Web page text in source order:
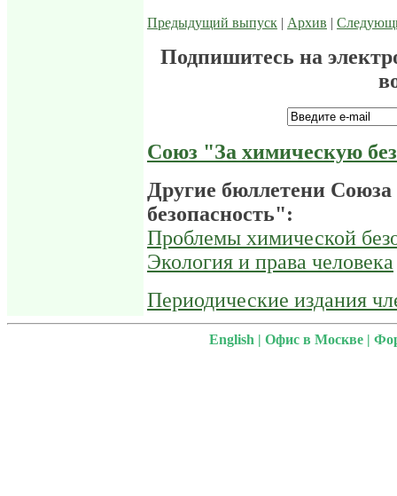
Предыдущий выпуск | Архив |
Подпишитесь на
Союз "За химическую
Другие бюллетени
безопасность":
Проблемы химической
Экология и права человека
Периодические издания
English | Офис в Москве |